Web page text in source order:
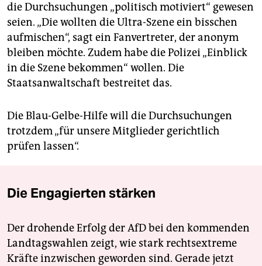
die Durchsuchungen „politisch motiviert“ gewesen
seien. „Die wollten die Ultra-Szene ein bisschen
aufmischen“, sagt ein Fanvertreter, der anonym
bleiben möchte. Zudem habe die Polizei „Einblick
in die Szene bekommen“ wollen. Die
Staatsanwaltschaft bestreitet das.
Die Blau-Gelbe-Hilfe will die Durchsuchungen
trotzdem „für unsere Mitglieder gerichtlich
prüfen lassen“.
Die Engagierten stärken
Der drohende Erfolg der AfD bei den kommenden
Landtagswahlen zeigt, wie stark rechtsextreme
Kräfte inzwischen geworden sind. Gerade jetzt